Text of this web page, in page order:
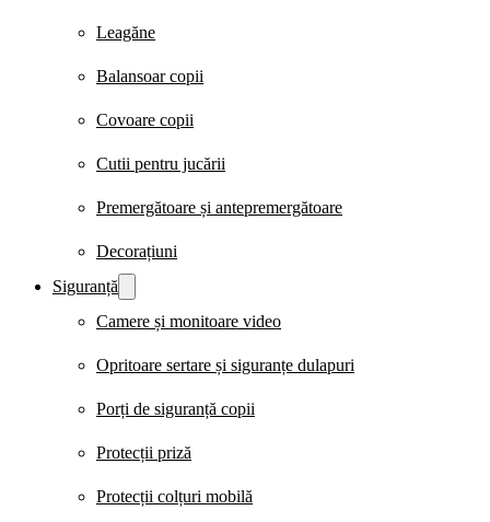
Leagăne
Balansoar copii
Covoare copii
Cutii pentru jucării
Premergătoare și antepremergătoare
Decorațiuni
Siguranță
Camere și monitoare video
Opritoare sertare și siguranțe dulapuri
Porți de siguranță copii
Protecții priză
Protecții colțuri mobilă